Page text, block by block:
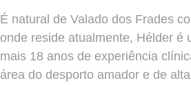
É natural de Valado dos Frades
onde reside atualmente, Hélder é
mais 18 anos de experiência
área do desporto amador e de